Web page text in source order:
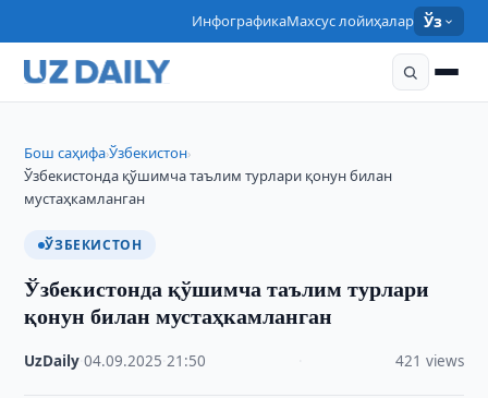
ИнфографикаМахсус лойиҳалар Ўз
Бош саҳифа›Ўзбекистон›
Ўзбекистонда қўшимча таълим турлари қонун билан
мустаҳкамланган
ЎЗБЕКИСТОН
Ўзбекистонда қўшимча таълим турлари
қонун билан мустаҳкамланган
UzDaily ·04.09.2025 ·21:50 421 views